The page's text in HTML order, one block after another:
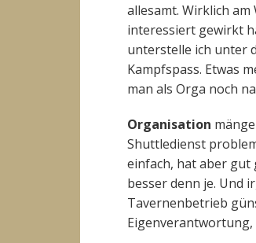
allesamt. Wirklich
interessiert gewirkt
unterstelle ich unter
Kampfspass. Etwas
man als Orga noch
Organisation
Shuttledienst
einfach, hat aber gut
besser denn je. Und
Tavernenbetrieb
Eigenverantwortung,